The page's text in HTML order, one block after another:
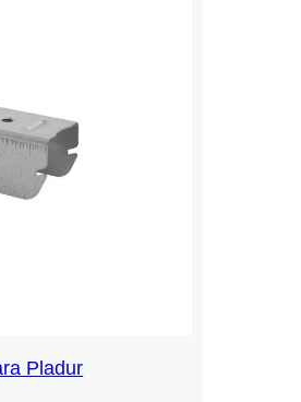
Pladur